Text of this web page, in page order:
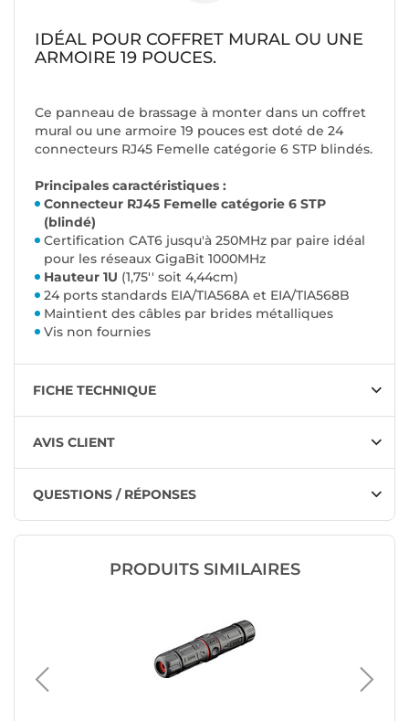
IDÉAL POUR COFFRET MURAL OU UNE
ARMOIRE 19 POUCES.
Ce panneau de brassage à monter dans un coffret
mural ou une armoire 19 pouces est doté de 24
connecteurs RJ45 Femelle catégorie 6 STP blindés.
Principales caractéristiques :
Connecteur RJ45 Femelle catégorie 6 STP
(blindé)
Certification CAT6 jusqu'à 250MHz par paire idéal
pour les réseaux GigaBit 1000MHz
Hauteur 1U (1,75'' soit 4,44cm)
24 ports standards EIA/TIA568A et EIA/TIA568B
Maintient des câbles par brides métalliques
Vis non fournies
FICHE TECHNIQUE
AVIS CLIENT
QUESTIONS / RÉPONSES
PRODUITS SIMILAIRES